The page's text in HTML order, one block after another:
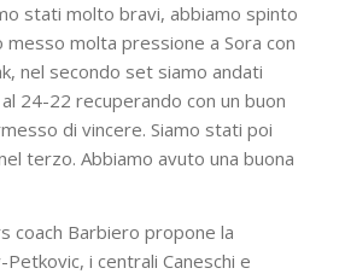
stati molto bravi, abbiamo spinto
messo molta pressione a Sora con
nel secondo set siamo andati
24-22 recuperando con un buon
di vincere. Siamo stati poi
terzo. Abbiamo avuto una buona
coach Barbiero propone la
Petkovic, i centrali Caneschi e